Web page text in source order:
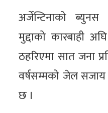
अर्जेन्टिनाको
मुद्दाको कारबाही
ठहरिएमा सात जना
वर्षसम्मको जेल
छ ।